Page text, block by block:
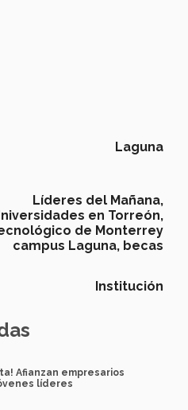
Laguna
Líderes del Mañana,
en Torreón,
de Monterrey
campus Laguna, becas
Institución
Afianzan empresarios
líderes